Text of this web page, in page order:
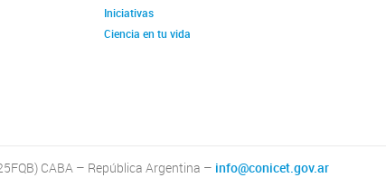
Iniciativas
Ciencia en tu vida
CABA – República Argentina – info@conicet.gov.ar